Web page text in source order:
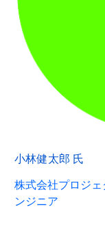
小林健太郎 氏
株式会社プロジ
ンジニア